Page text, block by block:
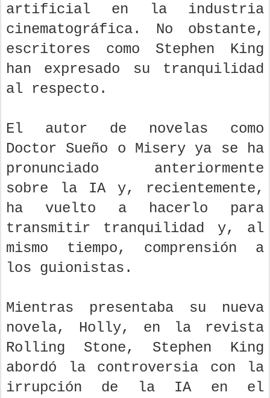
artificial en la industria
cinematográfica. No obstante,
escritores como Stephen King
han expresado su tranquilidad
al respecto.
El autor de novelas como
Doctor Sueño o Misery ya se ha
pronunciado anteriormente
sobre la IA y, recientemente,
ha vuelto a hacerlo para
transmitir tranquilidad y, al
mismo tiempo, comprensión a
los guionistas.
Mientras presentaba su nueva
novela, Holly, en la revista
Rolling Stone, Stephen King
abordó la controversia con la
irrupción de la IA en el